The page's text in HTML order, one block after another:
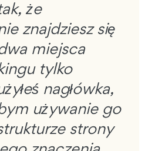
że
znajdziesz się
miejsca
tylko
nagłówka,
używanie go
strony